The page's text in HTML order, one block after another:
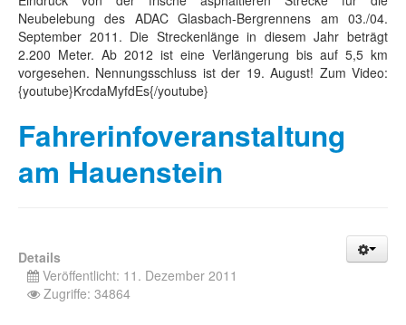
Neubelebung des ADAC Glasbach-Bergrennens am 03./04.
September 2011. Die Streckenlänge in diesem Jahr beträgt
2.200 Meter. Ab 2012 ist eine Verlängerung bis auf 5,5 km
vorgesehen. Nennungsschluss ist der 19. August! Zum Video:
{youtube}KrcdaMyfdEs{/youtube}
Fahrerinfoveranstaltung
am Hauenstein
Details
Veröffentlicht: 11. Dezember 2011
Zugriffe: 34864